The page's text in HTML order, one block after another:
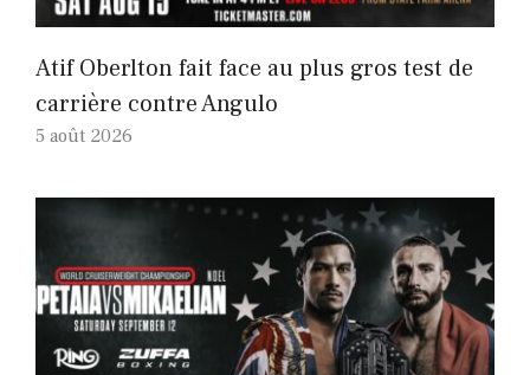
Atif Oberlton fait face au plus gros test de
carrière contre Angulo
5 août 2026